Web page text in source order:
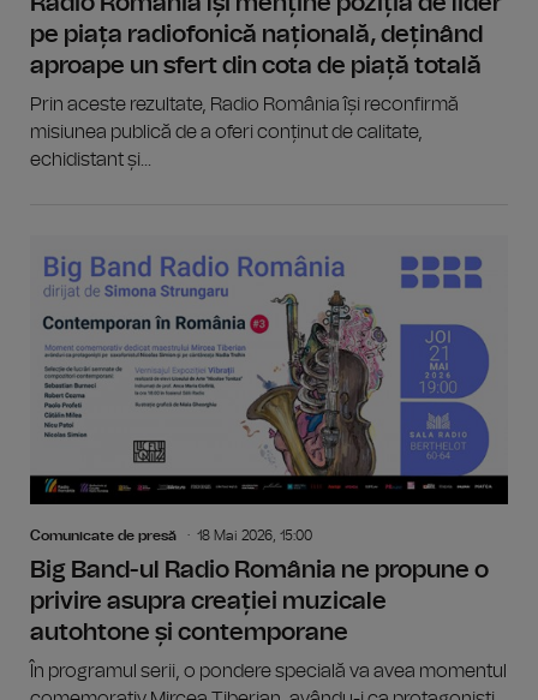
pe piața radiofonică națională, deținând
aproape un sfert din cota de piață totală
Prin aceste rezultate, Radio România își reconfirmă
misiunea publică de a oferi conținut de calitate,
echidistant și...
Comunicate de presă 18 Mai 2026, 15:00
Big Band-ul Radio România ne propune o
privire asupra creației muzicale
autohtone și contemporane
În programul serii, o pondere specială va avea momentul